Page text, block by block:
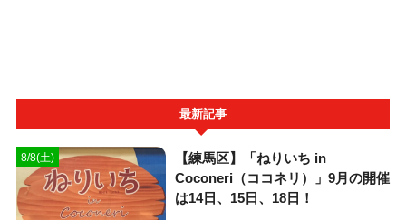
最新記事
8/8(土)
【練馬区】「ねりいち in
Coconeri（ココネリ）」9月の開催
は14日、15日、18日！